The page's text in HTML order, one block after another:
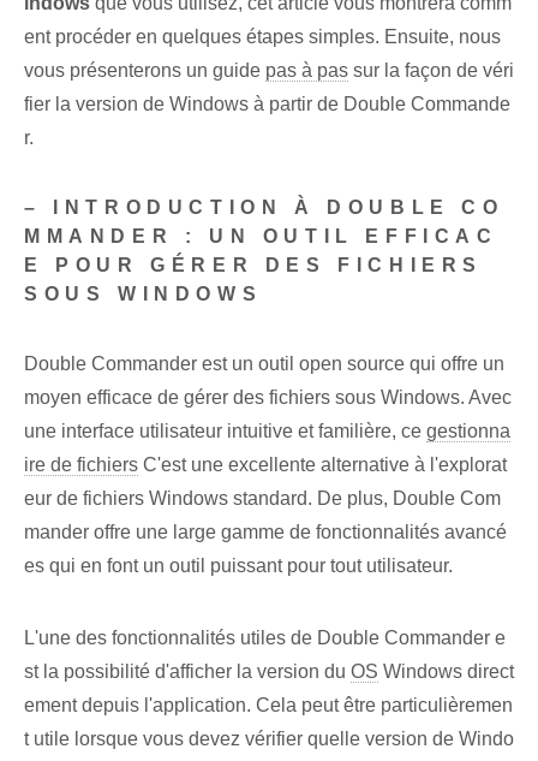
ent procéder en quelques étapes simples. Ensuite, nous
vous présenterons un guide pas à pas sur la façon de véri
fier la version de Windows à partir de Double Commande
r.
– INTRODUCTION À DOUBLE CO
MMANDER : UN OUTIL EFFICAC
E POUR GÉRER DES FICHIERS
SOUS WINDOWS
Double Commander est un outil open source qui offre un
moyen efficace de gérer des fichiers sous Windows. Avec
une interface utilisateur intuitive et familière, ce gestionna
ire de fichiers C'est une excellente alternative à l'explorat
eur de fichiers Windows standard. De plus, Double Com
mander offre une large gamme de fonctionnalités avancé
es qui en font un outil puissant pour tout utilisateur.
L'une des fonctionnalités utiles de Double Commander e
st la possibilité d'afficher la version du OS Windows direct
ement depuis l'application. Cela peut être particulièremen
t utile lorsque vous devez vérifier quelle version de Windo